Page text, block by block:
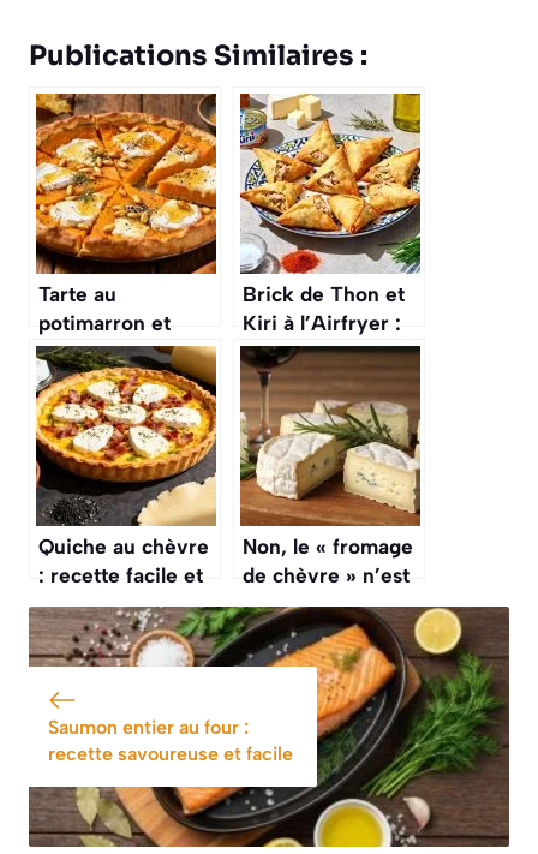
Publications Similaires :
Tarte au
potimarron et
chèvre : une
recette automnale
savoureuse
Brick de Thon et
Kiri à l’Airfryer :
recette Facile et
Rapide
Quiche au chèvre
: recette facile et
rapide
Non, le « fromage
de chèvre » n’est
pas toujours 100%
chèvre, et
certains sont
même mélangés
avec du lait de
vache
Saumon entier au four :
recette savoureuse et facile